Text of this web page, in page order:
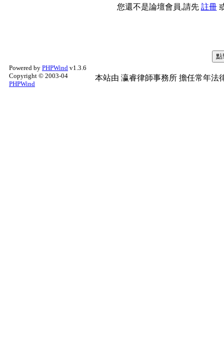
您還不是論壇會員,請先 註冊
Powered by PHPWind v1.3.6
Copyright © 2003-04
PHPWind
本站由 瀛睿律師事務所 擔任常年法